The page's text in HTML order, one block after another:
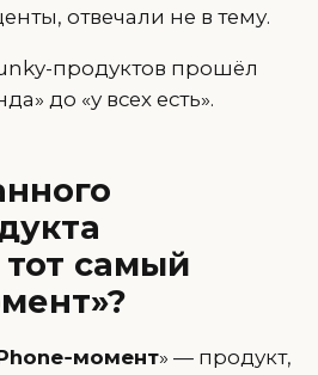
отвечали не в тему.
продуктов прошёл
до «у всех есть».
самый
» — продукт,